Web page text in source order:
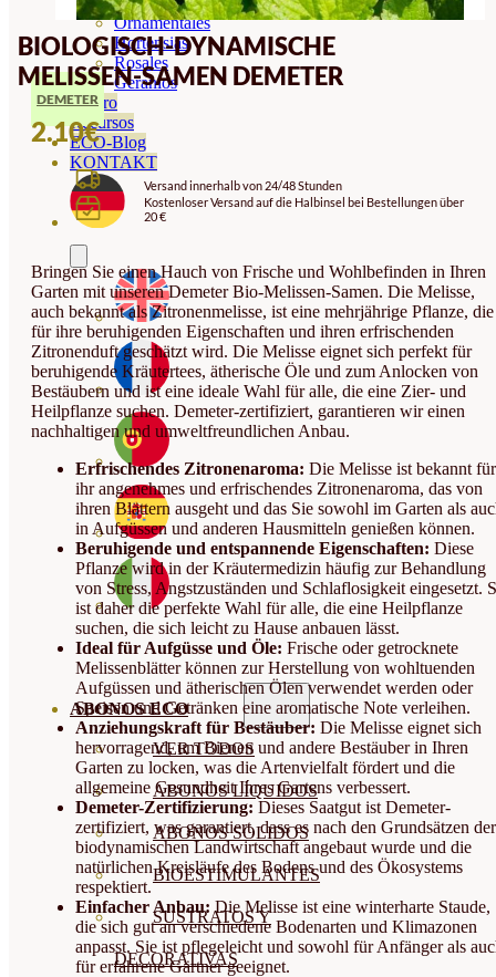
Ornamentales
Hortensias
Rosales
Geranios
Vivero
Recursos
ECO-Blog
KONTAKT
ABONOS ECO
VER TODOS
ABONOS LÍQUIDOS
ABONOS SOLIDOS
BIOESTIMULANTES
SUSTRATOS Y
DECORATIVAS
BIOLOGISCH-DYNAMISCHE
MELISSEN-SAMEN DEMETER
DEMETER
2.10€
Versand innerhalb von 24/48 Stunden
Kostenloser Versand auf die Halbinsel bei Bestellungen über
20 €
Bringen Sie einen Hauch von Frische und Wohlbefinden in Ihren
Garten mit unseren Demeter Bio-Melissen-Samen. Die Melisse,
auch bekannt als Zitronenmelisse, ist eine mehrjährige Pflanze, die
für ihre beruhigenden Eigenschaften und ihren erfrischenden
Zitronenduft geschätzt wird. Die Melisse eignet sich perfekt für
beruhigende Kräutertees, ätherische Öle und zum Anlocken von
Bestäubern und ist eine ideale Wahl für alle, die eine Zier- und
Heilpflanze suchen. Demeter-zertifiziert, garantieren wir einen
nachhaltigen und umweltfreundlichen Anbau.
Erfrischendes Zitronenaroma: Die Melisse ist bekannt für
ihr angenehmes und erfrischendes Zitronenaroma, das von
ihren Blättern ausgeht und das Sie sowohl im Garten als
in Aufgüssen und anderen Hausmitteln genießen können.
Beruhigende und entspannende Eigenschaften: Diese
Pflanze wird in der Kräutermedizin häufig zur Behandlung
von Stress, Angstzuständen und Schlaflosigkeit eingesetzt.
ist daher die perfekte Wahl für alle, die eine Heilpflanze
suchen, die sich leicht zu Hause anbauen lässt.
Ideal für Aufgüsse und Öle: Frische oder getrocknete
Melissenblätter können zur Herstellung von wohltuenden
Aufgüssen und ätherischen Ölen verwendet werden oder
Speisen und Getränken eine aromatische Note verleihen.
Anziehungskraft für Bestäuber: Die Melisse eignet sich
hervorragend, um Bienen und andere Bestäuber in Ihren
Garten zu locken, was die Artenvielfalt fördert und die
allgemeine Gesundheit Ihres Gartens verbessert.
Demeter-Zertifizierung: Dieses Saatgut ist Demeter-
zertifiziert, was garantiert, dass es nach den Grundsätzen der
biodynamischen Landwirtschaft angebaut wurde und die
natürlichen Kreisläufe des Bodens und des Ökosystems
respektiert.
Einfacher Anbau: Die Melisse ist eine winterharte Staude,
die sich gut an verschiedene Bodenarten und Klimazonen
anpasst. Sie ist pflegeleicht und sowohl für Anfänger als
für erfahrene Gärtner geeignet.